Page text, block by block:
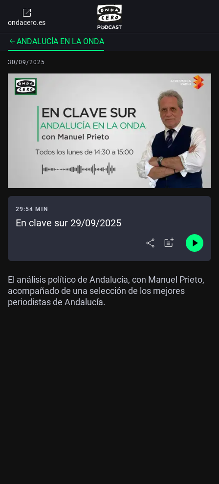
ondacero.es
ANDALUCÍA EN LA ONDA
30/09/2025
29:54 MIN
En clave sur 29/09/2025
El análisis político de Andalucía, con Manuel Prieto,
acompañado de una selección de los mejores
periodistas de Andalucía.